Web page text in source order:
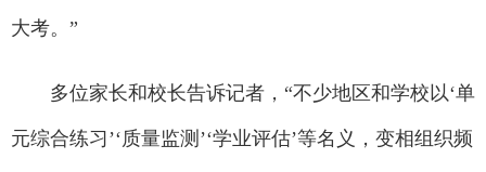
大考。”
多位家长和校长告诉记者，“不少地区和学校以‘单
元综合练习’‘质量监测’‘学业评估’等名义，变相组织频